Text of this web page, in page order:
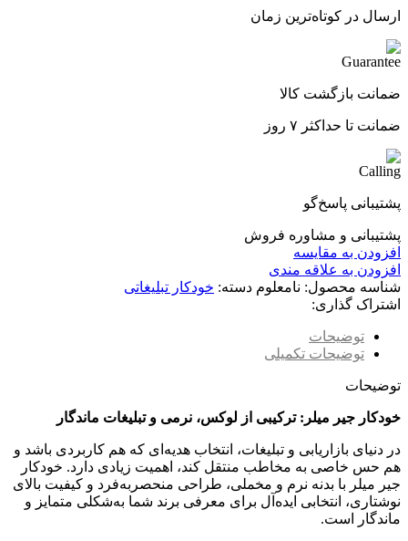
ارسال در کوتاه‌ترین زمان
ضمانت بازگشت کالا
ضمانت تا حداکثر ۷ روز
پشتیبانی پاسخ‌گو
پشتیبانی و مشاوره فروش
افزودن به مقایسه
افزودن به علاقه مندی
شناسه محصول: نامعلوم دسته: خودکار تبلیغاتی
اشتراک گذاری:
توضیحات
توضیحات تکمیلی
توضیحات
خودکار جیر میلر: ترکیبی از لوکس، نرمی و تبلیغات ماندگار
در دنیای بازاریابی و تبلیغات، انتخاب هدیه‌ای که هم کاربردی باشد و
هم حس خاصی به مخاطب منتقل کند، اهمیت زیادی دارد. خودکار
جیر میلر با بدنه نرم و مخملی، طراحی منحصربه‌فرد و کیفیت بالای
نوشتاری، انتخابی ایده‌آل برای معرفی برند شما به‌شکلی متمایز و
ماندگار است.